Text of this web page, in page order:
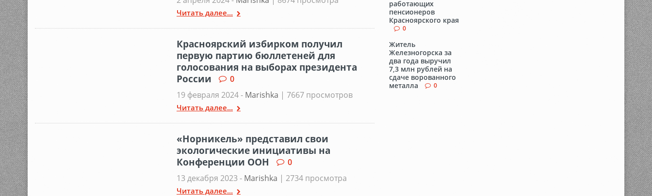
Читать далее...
Красноярский избирком получил
первую партию бюллетеней для
голосования на выборах президента
России
0
19 февраля 2024 - Marishka | 7667 просмотров
Читать далее...
«Норникель» представил свои
экологические инициативы на
Конференции ООН
0
13 декабря 2023 - Marishka | 2734 просмотра
Читать далее...
работающих
пенсионеров
Красноярского края
0
Житель
Железногорска за
два года выручил
7,3 млн рублей на
сдаче ворованного
металла
0